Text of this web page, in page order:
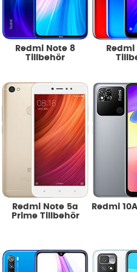
Redmi Note 8
Tillbehör
Redmi Note 5a
Prime Tillbehör
Redmi